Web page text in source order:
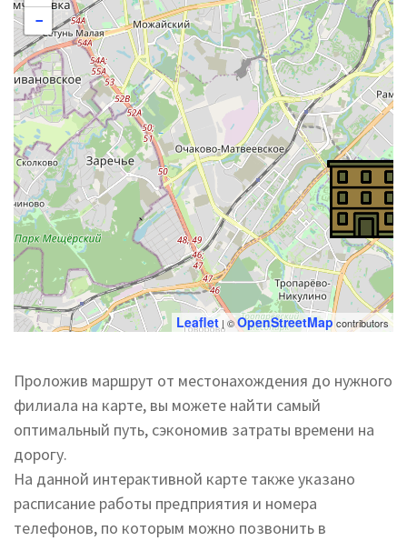
−
Leaflet | ©OpenStreetMap contributors
Проложив маршрут от местонахождения до нужного
филиала на карте, вы можете найти самый
оптимальный путь, сэкономив затраты времени на
дорогу.
На данной интерактивной карте также указано
расписание работы предприятия и номера
телефонов, по которым можно позвонить в